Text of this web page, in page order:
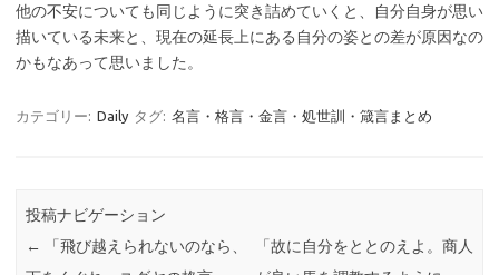
他の不安についても同じように突き詰めていくと、自分自身が思い
描いている未来と、現在の延長上にある自分の姿との差が原因なの
かもなあって思いました。
カテゴリー: Daily タグ: 名言・格言・金言・処世訓・箴言まとめ
投稿ナビゲーション
←
「飛び越えられないのなら、
「故に自分をととのえよ。商人